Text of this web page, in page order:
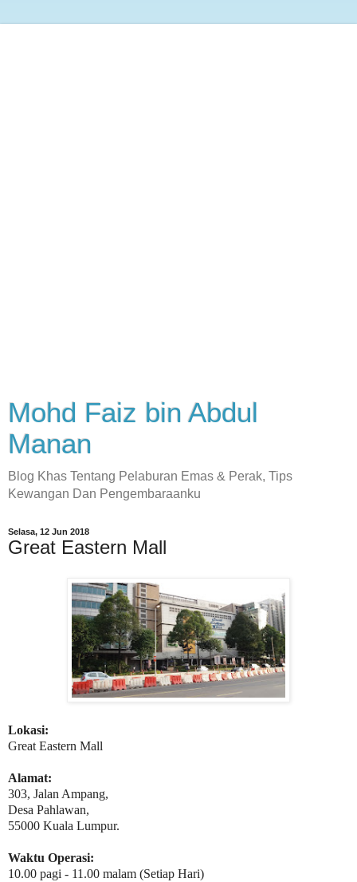
Mohd Faiz bin Abdul
Manan
Blog Khas Tentang Pelaburan Emas & Perak, Tips
Kewangan Dan Pengembaraanku
Selasa, 12 Jun 2018
Great Eastern Mall
Lokasi:
Great Eastern Mall
Alamat:
303, Jalan Ampang,
Desa Pahlawan,
55000 Kuala Lumpur.
Waktu Operasi:
10.00 pagi - 11.00 malam (Setiap Hari)